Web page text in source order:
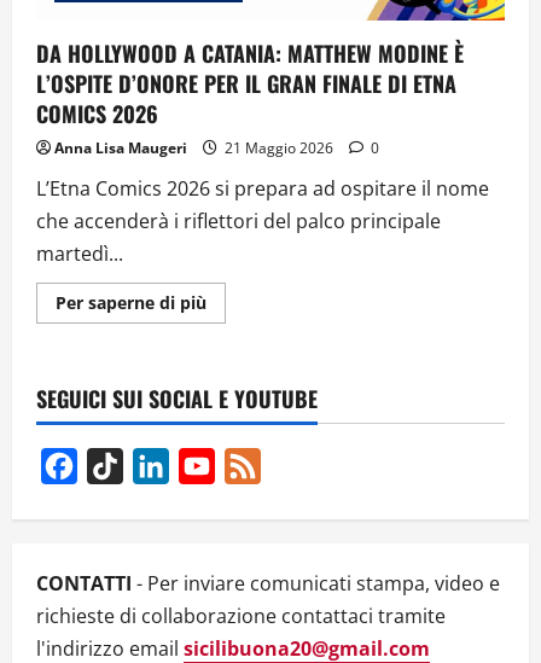
DA HOLLYWOOD A CATANIA: MATTHEW MODINE È
L’OSPITE D’ONORE PER IL GRAN FINALE DI ETNA
COMICS 2026
Anna Lisa Maugeri 21 Maggio 2026 0
L’Etna Comics 2026 si prepara ad ospitare il nome
che accenderà i riflettori del palco principale
martedì...
Per saperne di piùUlteriori
informazioni
A
CATANIA:
MATTHEW
È
L’OSPITE
D’ONORE
IL
DI
ETNA
COMICS
2026
SEGUICI SUI SOCIAL E YOUTUBE
Facebook
TikTok LinkedInYouTube
CONTATTI - Per inviare comunicati stampa, video e
richieste di collaborazione contattaci tramite
l'indirizzo email sicilibuona20@gmail.com